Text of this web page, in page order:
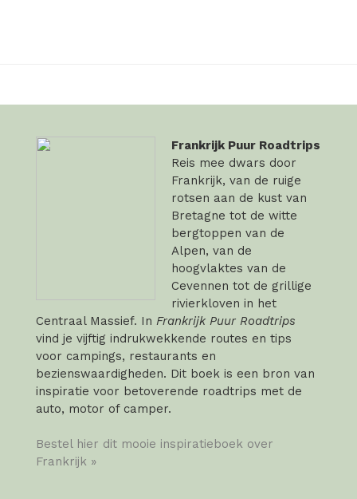
Frankrijk Puur Roadtrips
Reis mee dwars door
Frankrijk, van de ruige
rotsen aan de kust van
Bretagne tot de witte
bergtoppen van de
Alpen, van de
hoogvlaktes van de
Cevennen tot de grillige
rivierkloven in het
Centraal Massief. In Frankrijk Puur Roadtrips
vind je vijftig indrukwekkende routes en tips
voor campings, restaurants en
bezienswaardigheden. Dit boek is een bron van
inspiratie voor betoverende roadtrips met de
auto, motor of camper.
Bestel hier dit mooie inspiratieboek over
Frankrijk »